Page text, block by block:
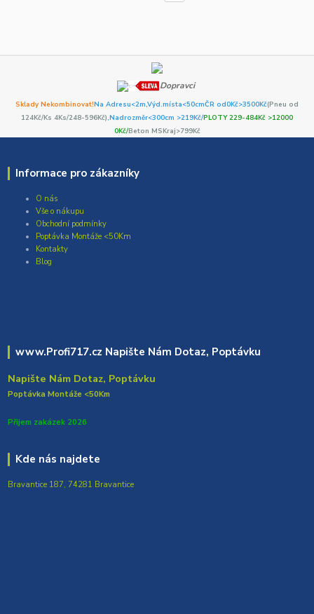
Dopravci
Sklady Nekombinovat!Na Adresu<2m,Výd.místa<50cmČR od0Kč>3500Kč(Pneu od
124Kč/Ks 4Ks/248-596Kč),Nadrozměr<300cm >219Kč/PLOTY 229-484Kč >12000
0Kč/Beton MSKraj>799Kč
Informace pro zákazníky
O nás
Vše o nákupu
Obchodní podmínky
Poptávka Montáže <50Km
Kontakty
Blog
www.Profi717.cz Napište Nám Dotaz, Poptávku
Napište Nám Dotaz, Poptávku
Poptávka Montáže <50Km
Přijem zakázek 2026
Kde nás najdete
Bravantice 187, 74281 Bravantice